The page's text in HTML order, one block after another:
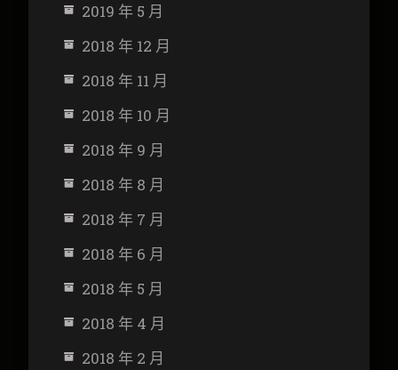
2019 年 5 月
2018 年 12 月
2018 年 11 月
2018 年 10 月
2018 年 9 月
2018 年 8 月
2018 年 7 月
2018 年 6 月
2018 年 5 月
2018 年 4 月
2018 年 2 月